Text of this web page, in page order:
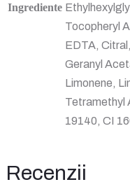
Ingrediente
Tocopheryl
EDTA,
Geranyl
Limonene,
Tetramethyl
19140, CI
Recenzii